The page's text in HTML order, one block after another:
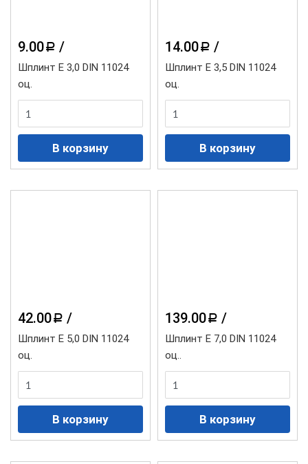
9.00 a /
Шплинт Е 3,0 DIN 11024
оц.
14.00 a /
Шплинт Е 3,5 DIN 11024
оц.
42.00 a /
Шплинт Е 5,0 DIN 11024
оц.
139.00 a /
Шплинт Е 7,0 DIN 11024
оц..